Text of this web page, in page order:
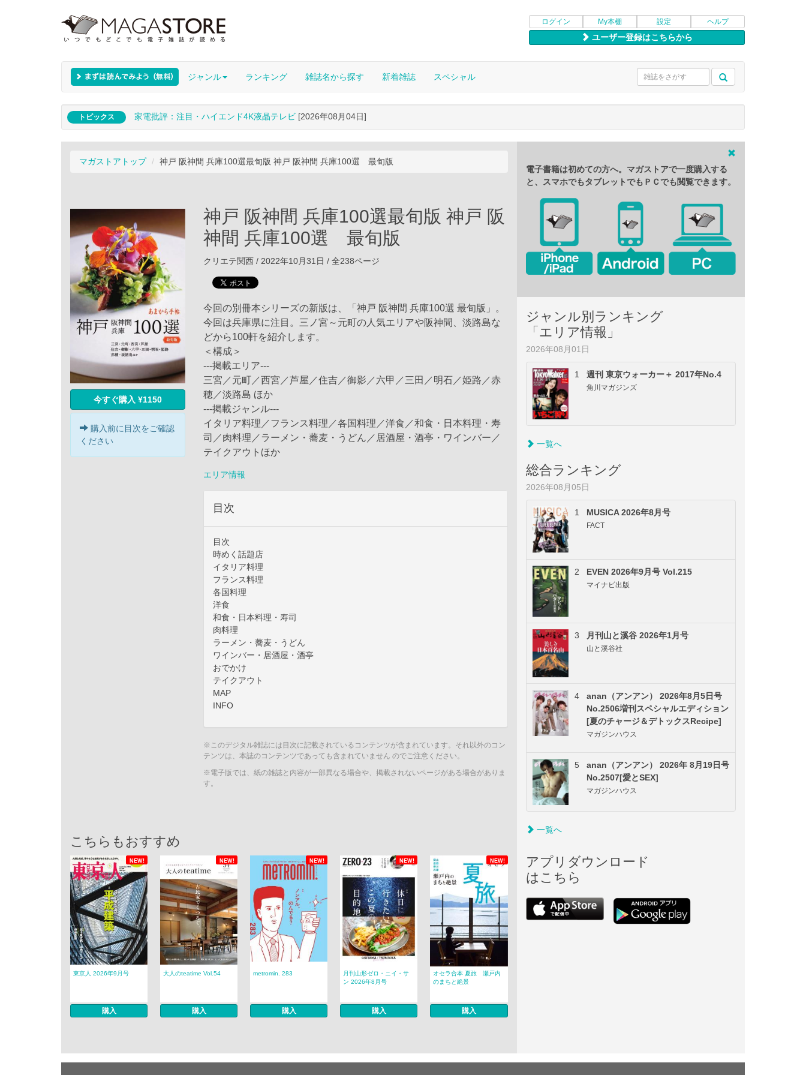
ログイン My本棚 設定 ヘルプ
ユーザー登録はこちらから
ジャンル ランキング 雑誌名から探す 新着雑誌 スペシャル
トピックス 家電批評：注目・ハイエンド4K液晶テレビ [2026年08月04日]
マガストアトップ 神戸 阪神間 兵庫100選最旬版 神戸 阪神間 兵庫100選 最旬版
今すぐ購入 ¥1150
購入前に目次をご確認
ください
神戸 阪神間 兵庫100選最旬版 神戸 阪
神間 兵庫100選 最旬版
クリエテ関西 / 2022年10月31日 / 全238ページ
今回の別冊本シリーズの新版は、「神戸 阪神間 兵庫100選 最旬版」。
今回は兵庫県に注目。三ノ宮～元町の人気エリアや阪神間、淡路島な
どから100軒を紹介します。
＜構成＞
---掲載エリア---
三宮／元町／西宮／芦屋／住吉／御影／六甲／三田／明石／姫路／赤
穂／淡路島 ほか
---掲載ジャンル---
イタリア料理／フランス料理／各国料理／洋食／和食・日本料理・寿
司／肉料理／ラーメン・蕎麦・うどん／居酒屋・酒亭・ワインバー／
テイクアウトほか
エリア情報
目次
目次
時めく話題店
イタリア料理
フランス料理
各国料理
洋食
和食・日本料理・寿司
肉料理
ラーメン・蕎麦・うどん
ワインバー・居酒屋・酒亭
おでかけ
テイクアウト
MAP
INFO
※このデジタル雑誌には目次に記載されているコンテンツが含まれています。それ以外のコン
テンツは、本誌のコンテンツであっても含まれていません のでご注意ください。
※電子版では、紙の雑誌と内容が一部異なる場合や、掲載されないページがある場合がありま
す。
こちらもおすすめ
NEW! NEW! NEW! NEW! NEW!
東京人 2026年9月号
購入
大人のteatime Vol.54
購入
metromin. 283
購入
月刊山形ゼロ・ニイ・サ
ン 2026年8月号
購入
オセラ合本 夏旅 瀬戸内
のまちと絶景
購入
電子書籍は初めての方へ。マガストアで一度購入する
と、スマホでもタブレットでもＰＣでも閲覧できます。
ジャンル別ランキング
「エリア情報」
2026年08月01日
1 週刊 東京ウォーカー＋ 2017年No.4
角川マガジンズ
一覧へ
総合ランキング
2026年08月05日
1 MUSICA 2026年8月号
FACT
2 EVEN 2026年9月号 Vol.215
マイナビ出版
3 月刊山と溪谷 2026年1月号
山と溪谷社
4
anan（アンアン） 2026年8月5日号
No.2506増刊スペシャルエディション
[夏のチャージ＆デトックスRecipe]
マガジンハウス
5
anan（アンアン） 2026年 8月19日号
No.2507[愛とSEX]
マガジンハウス
一覧へ
アプリダウンロード
はこちら